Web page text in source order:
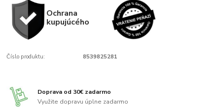
Ochrana
kupujúcého
Číslo produktu: 8539825281
Doprava od 30€ zadarmo
Využite dopravu úplne zadarmo